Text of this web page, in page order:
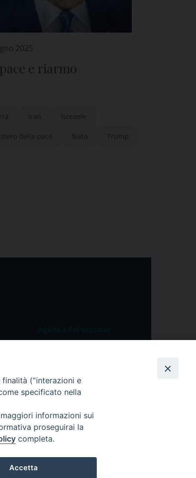
2025
e riarmo
Iran Isreaele
della pace Nato Trump
("interazioni e
specificato nella
informazioni sui
proseguirai la
completa.
Accetta